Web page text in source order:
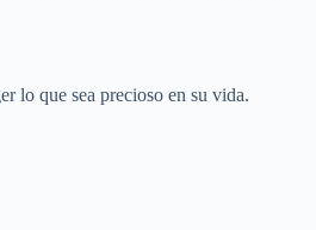
lo que sea precioso en su vida.